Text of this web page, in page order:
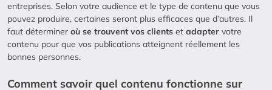
entreprises. Selon votre audience et le type de contenu que vous
pouvez produire, certaines seront plus efficaces que d’autres. Il
faut déterminer où se trouvent vos clients et adapter votre
contenu pour que vos publications atteignent réellement les
bonnes personnes.
Comment savoir quel contenu fonctionne sur